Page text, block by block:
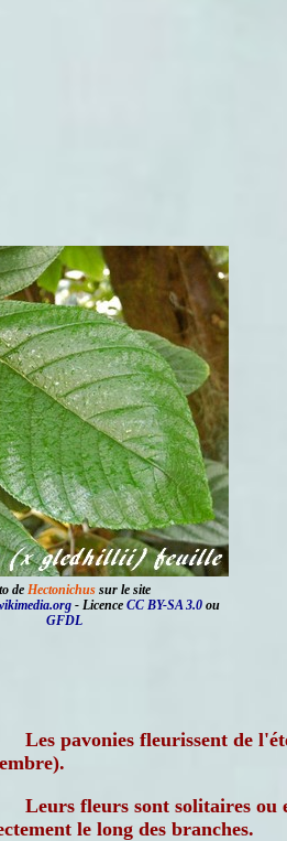
de Hectonichus sur le site
- Licence CC BY-SA 3.0ou
GFDL
Les pavonies fleurissent de
Leurs fleurs sont solitaires ou
le long des branches.